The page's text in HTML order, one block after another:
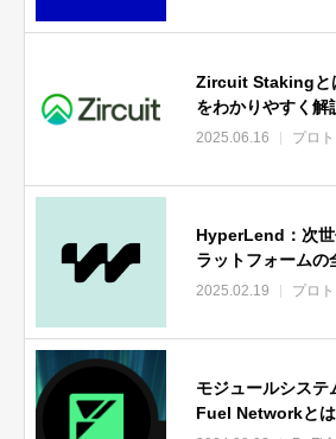
Zircuit Stakingと
をわかりやすく解
2025.06.16 プロ
HyperLend：次
ラットフォームの
2025.02.19 プロ
モジュールシステ
Fuel Networkとは